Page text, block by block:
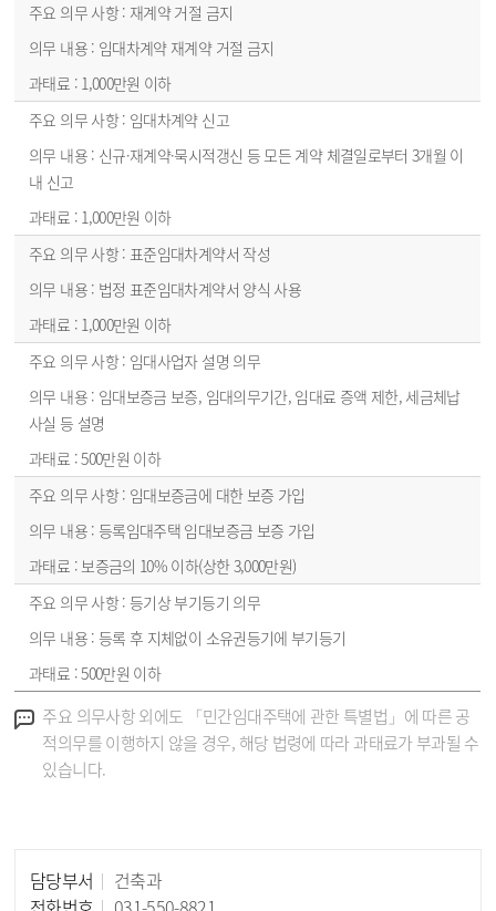
재계약 거절 금지
임대차계약 재계약 거절 금지
1,000만원 이하
임대차계약 신고
신규·재계약·묵시적갱신 등 모든 계약 체결일로부터 3개월 이
내 신고
1,000만원 이하
표준임대차계약서 작성
법정 표준임대차계약서 양식 사용
1,000만원 이하
임대사업자 설명 의무
임대보증금 보증, 임대의무기간, 임대료 증액 제한, 세금체납
사실 등 설명
500만원 이하
임대보증금에 대한 보증 가입
등록임대주택 임대보증금 보증 가입
보증금의 10% 이하(상한 3,000만원)
등기상 부기등기 의무
등록 후 지체없이 소유권등기에 부기등기
500만원 이하
주요 의무사항 외에도 「민간임대주택에 관한 특별법」에 따른 공
적의무를 이행하지 않을 경우, 해당 법령에 따라 과태료가 부과될 수
있습니다.
담당부서
건축과